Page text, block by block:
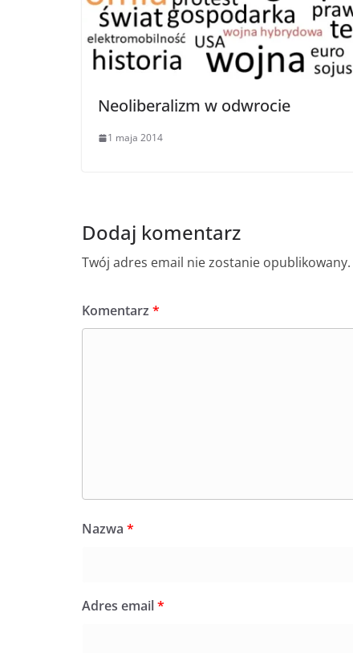
Neoliberalizm w odwrocie
1 maja 2014
Dodaj komentarz
Twój adres email nie zostanie opublikowany.
Komentarz *
Nazwa *
Adres email*